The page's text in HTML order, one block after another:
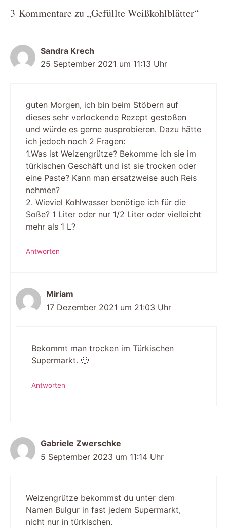
3 Kommentare zu „Gefüllte Weißkohlblätter“
Sandra Krech
25 September 2021 um 11:13 Uhr
guten Morgen, ich bin beim Stöbern auf
dieses sehr verlockende Rezept gestoßen
und würde es gerne ausprobieren. Dazu hätte
ich jedoch noch 2 Fragen:
1.Was ist Weizengrütze? Bekomme ich sie im
türkischen Geschäft und ist sie trocken oder
eine Paste? Kann man ersatzweise auch Reis
nehmen?
2. Wieviel Kohlwasser benötige ich für die
Soße? 1 Liter oder nur 1/2 Liter oder vielleicht
mehr als 1 L?
Antworten
Miriam
17 Dezember 2021 um 21:03 Uhr
Bekommt man trocken im Türkischen
Supermarkt. 🙂
Antworten
Gabriele Zwerschke
5 September 2023 um 11:14 Uhr
Weizengrütze bekommst du unter dem
Namen Bulgur in fast jedem Supermarkt,
nicht nur in türkischen.